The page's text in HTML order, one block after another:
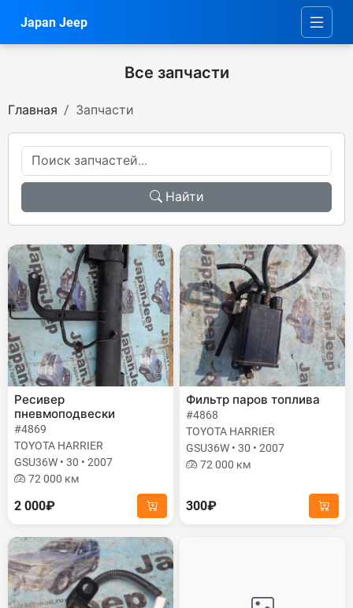
Japan Jeep
Все запчасти
Главная Запчасти
Найти
Ресивер
пневмоподвески
#4869
TOYOTA HARRIER
GSU36W • 30 • 2007
72 000 км
2 000₽
Фильтр паров топлива
#4868
TOYOTA HARRIER
GSU36W • 30 • 2007
72 000 км
300₽